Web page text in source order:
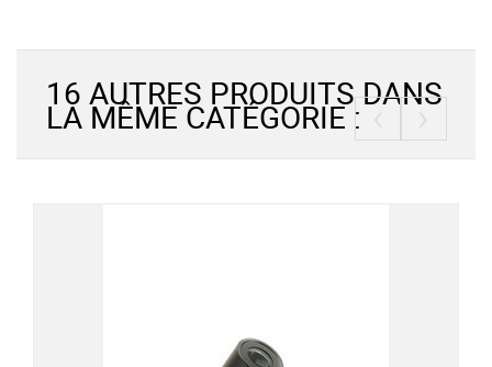
16 AUTRES PRODUITS DANS
LA MÊME CATÉGORIE : ‹ ›